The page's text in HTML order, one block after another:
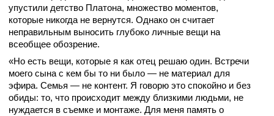
упустили детство Платона, множество моментов,
которые никогда не вернутся. Однако он считает
неправильным выносить глубоко личные вещи на
всеобщее обозрение.
«Но есть вещи, которые я как отец решаю один. Встречи
моего сына с кем бы то ни было — не материал для
эфира. Семья — не контент. Я говорю это спокойно и без
обиды: то, что происходит между близкими людьми, не
нуждается в съемке и монтаже. Для меня память о